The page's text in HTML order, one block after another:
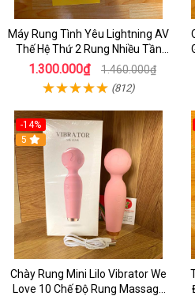
Máy Rung Tình Yêu Lightning AV
Thế Hệ Thứ 2 Rung Nhiều Tần
Số - Kết Hợp Toả Nhiệt
1.300.000₫ 1.460.000₫
(812)
-14%
5
Chày Rung Mini Lilo Vibrator We
Love 10 Chế Độ Rung Massage